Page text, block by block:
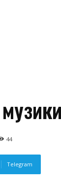
44
Telegram